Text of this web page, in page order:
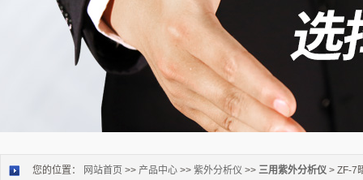
您的位置： 网站首页 >> 产品中心 >> 紫外分析仪 >> 三用紫外分析仪 > ZF-7